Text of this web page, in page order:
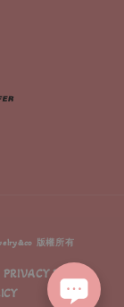
版權所有
POLICY